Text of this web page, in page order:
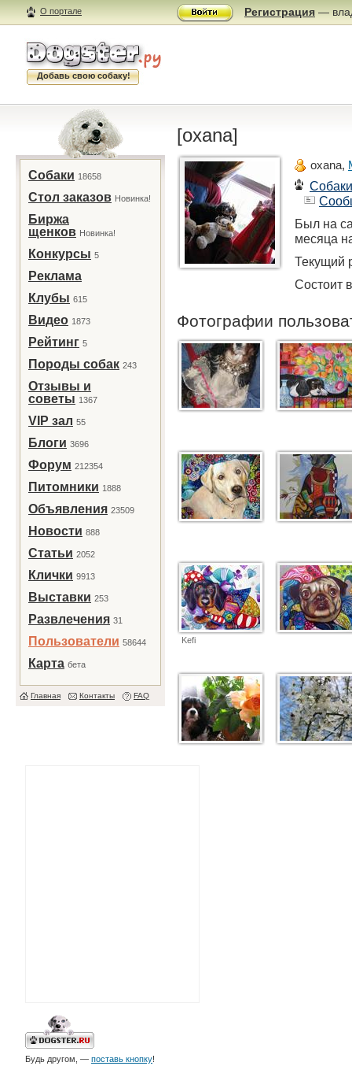
О портале Регистрация —
Добавь свою собаку!
Собаки 18658
Стол заказов Новинка!
Биржа
щенков Новинка!
Конкурсы 5
Реклама
Клубы 615
Видео 1873
Рейтинг 5
Породы собак 243
Отзывы и
советы 1367
VIP зал 55
Блоги 3696
Форум 212354
Питомники 1888
Объявления 23509
Новости 888
Статьи 2052
Клички 9913
Выставки 253
Развлечения 31
Пользователи 58644
Карта бета
Главная Контакты FAQ
Будь другом, — поставь кнопку!
[oxana]
oxana,
Собаки
Был на
месяца
Текущий
Состоит
Фотографии
Kefi